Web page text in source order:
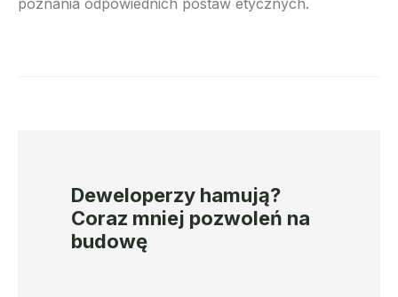
poznania odpowiednich postaw etycznych.
Deweloperzy hamują?
Coraz mniej pozwoleń na
budowę